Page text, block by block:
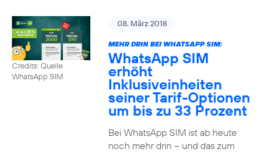
Credits: Quelle
WhatsApp SIM
08. März 2018
MEHR DRIN BEI WHATSAPP SIM:
WhatsApp SIM
erhöht
Inklusiveinheiten
seiner Tarif-Optionen
um bis zu 33 Prozent
Bei WhatsApp SIM ist ab heute
noch mehr drin – und das zum